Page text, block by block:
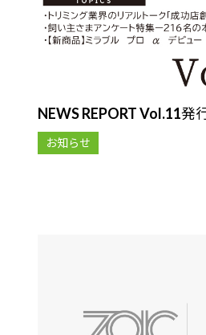
NEWS REPORT Vol.11発
お知らせ